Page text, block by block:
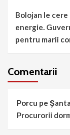
Bolojan le
energie.
pentru marii
Comentarii
Porcu pe
Procurorii